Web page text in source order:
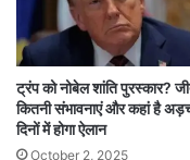
ट्रंप को नोबेल शांति पुरस्कार?
कितनी संभावनाएं और कहां है
दिनों में होगा ऐलान
October 2, 2025